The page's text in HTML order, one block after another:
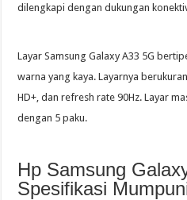
dilengkapi dengan dukungan
Layar Samsung Galaxy A33 5G
warna yang kaya. Layarnya
HD+, dan refresh rate 90Hz. Layar
dengan 5 paku.
Hp Samsung
Spesifikasi